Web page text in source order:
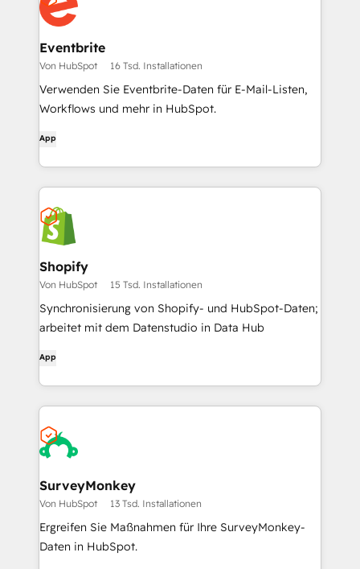
Eventbrite
Von HubSpot 16 Tsd. Installationen
Verwenden Sie Eventbrite-Daten für E-Mail-Listen,
Workflows und mehr in HubSpot.
App
Shopify
Von HubSpot 15 Tsd. Installationen
Synchronisierung von Shopify- und HubSpot-Daten;
arbeitet mit dem Datenstudio in Data Hub
App
SurveyMonkey
Von HubSpot 13 Tsd. Installationen
Ergreifen Sie Maßnahmen für Ihre SurveyMonkey-
Daten in HubSpot.